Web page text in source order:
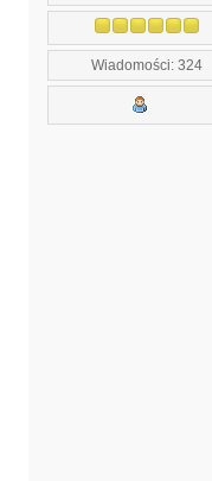
Wiadomości: 324